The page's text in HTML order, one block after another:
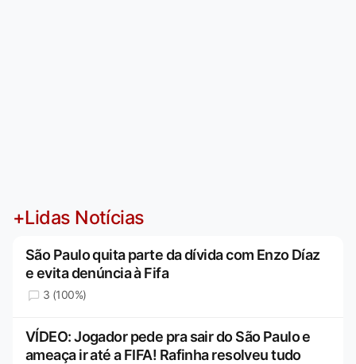
+Lidas Notícias
São Paulo quita parte da dívida com Enzo Díaz
e evita denúncia à Fifa
3 (100%)
VÍDEO: Jogador pede pra sair do São Paulo e
ameaça ir até a FIFA! Rafinha resolveu tudo